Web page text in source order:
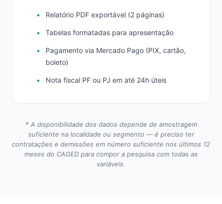
Relatório PDF exportável (2 páginas)
Tabelas formatadas para apresentação
Pagamento via Mercado Pago (PIX, cartão,
boleto)
Nota fiscal PF ou PJ em até 24h úteis
* A disponibilidade dos dados depende de amostragem
suficiente na localidade ou segmento — é preciso ter
contratações e demissões em número suficiente nos últimos 12
meses do CAGED para compor a pesquisa com todas as
variáveis.